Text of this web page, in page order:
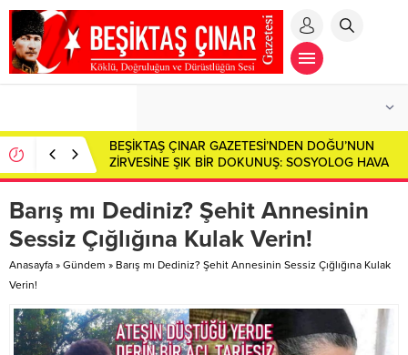
BEŞİKTAŞ ÇINAR GAZETESİ’NDEN DOĞU’NUN
ZİRVESİNE ŞIK BİR DOKUNUŞ: SOSYOLOG HAVA
HANIM AĞRI DAĞI’NIN ETEKLERİNDE!
Barış mı Dediniz? Şehit Annesinin
Sessiz Çığlığına Kulak Verin!
Anasayfa » Gündem » Barış mı Dediniz? Şehit Annesinin Sessiz Çığlığına Kulak
Verin!